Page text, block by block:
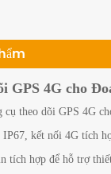
GPS 4G cho
theo dõi GPS 4G
IP67, kết nối 4G tích
tích hợp để hỗ trợ